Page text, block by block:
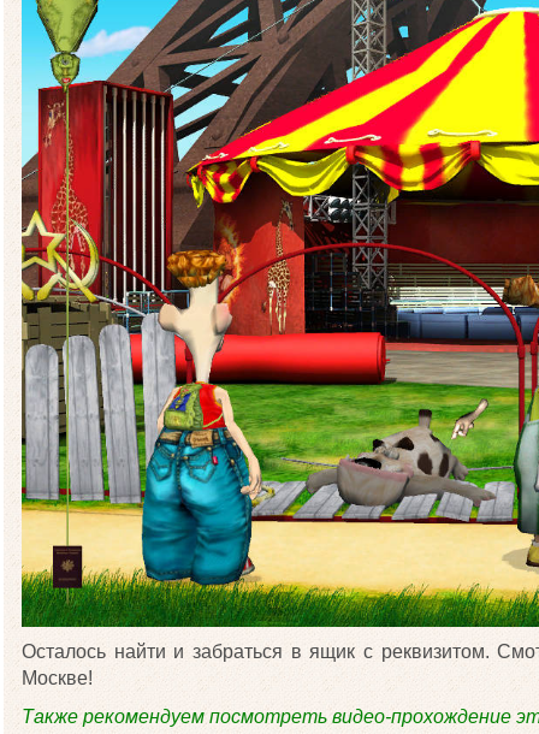
Осталось найти и забраться в ящик с реквизитом.
Москве!
Также рекомендуем посмотреть видео-прохождение